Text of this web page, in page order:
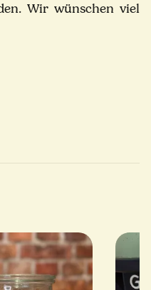
Wir wünschen viel